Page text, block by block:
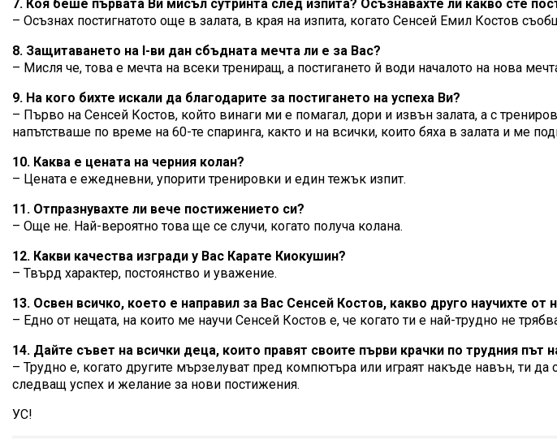
7. Коя беше първата Ви мисъл сутринта след изпита? Осъзнавахте ли какво сте
– Осъзнах постигнатото още в залата, в края на изпита, когато Сенсей Емил Костов
8. Защитаването на I-ви дан сбъдната мечта ли е за Вас?
– Мисля че, това е мечта на всеки трениращ, а постигането й води началото на нова
9. На кого бихте искали да благодарите за постигането на успеха Ви?
– Първо на Сенсей Костов, който винаги ми е помагал, дори и извън залата, а с
напътстваше по време на 60-те спаринга, както и на всички, които бяха в залата и ме
10. Каква е цената на черния колан?
– Цената е ежедневни, упорити тренировки и един тежък изпит.
11. Отпразнувахте ли вече постижението си?
– Още не. Най-вероятно това ще се случи, когато получа колана.
12. Какви качества изгради у Вас Карате Киокушин?
– Твърд характер, постоянство и уважение.
13. Освен всичко, което е направил за Вас Сенсей Костов, какво друго научихте от
– Едно от нещата, на които ме научи Сенсей Костов е, че когато ти е най-трудно не
14. Дайте съвет на всички деца, които правят своите първи крачки по трудния
– Трудно е, когато другите мързелуват пред компютъра или играят накъде навън, ти
следващ успех и желание за нови постижения.
УС!